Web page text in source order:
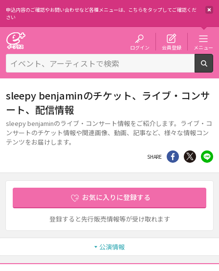
申込内容のご確認やお問い合わせなど各種メニューは、 こちらをタップしてご確認くだ
さい
ログイン 会員登録 メニュー
sleepy benjaminのチケット、ライブ・コンサ
ート、配信情報
sleepy benjaminのライブ・コンサート情報をご紹介します。ライブ・コ
ンサートのチケット情報や関連画像、動画、記事など、様々な情報コン
テンツをお届けします。
SHARE シェア Twitter
お気に入りに登録する
登録すると先行販売情報等が受け取れます
公演情報